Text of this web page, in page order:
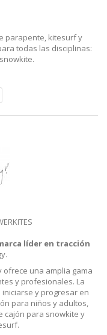
parapente, kitesurf y
todas las disciplinas:
líder en tracción
ofrece una amplia gama
y profesionales. La
y progresar en
para niños y adultos,
cajón para snowkite y